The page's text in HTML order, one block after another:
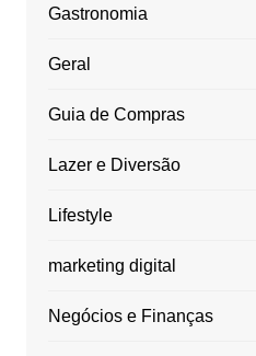
Gastronomia
Geral
Guia de Compras
Lazer e Diversão
Lifestyle
marketing digital
Negócios e Finanças